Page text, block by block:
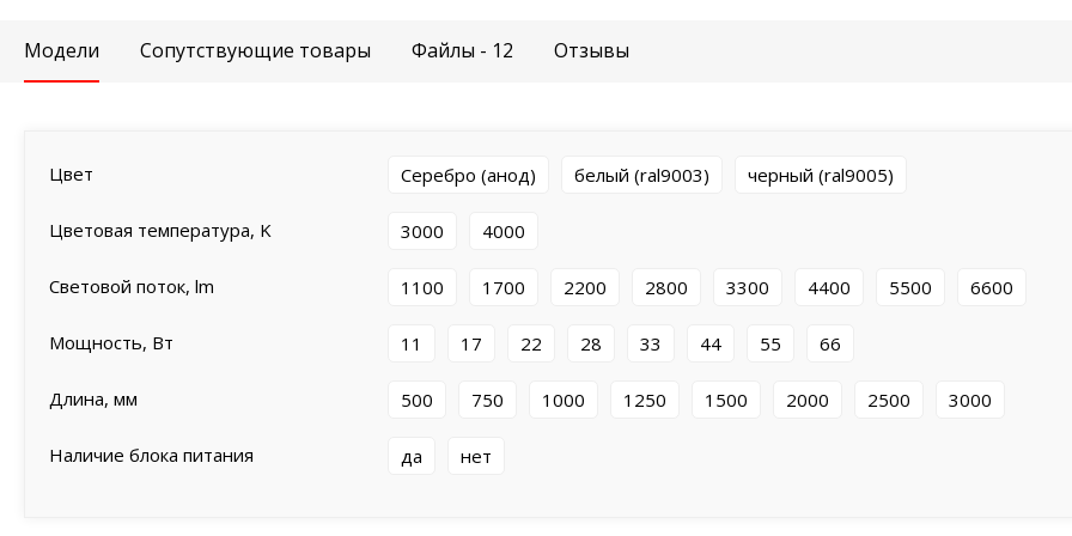
Мы рекомендуем теплый цвет (3000K)
Модели Сопутствующие товары Файлы - 12 Отзывы
Цвет Серебро (анод) белый (ral9003) черный (ral9005)
Цветовая температура, K 3000 4000
Световой поток, lm 1100 1700 2200 2800 3300 4400 5500 6600
Мощность, Вт 11 17 22 28 33 44 55 66
Длина, мм 500 750 1000 1250 1500 2000 2500 3000
Наличие блока питания да нет